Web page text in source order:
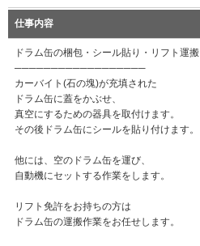
仕事内容
ドラム缶の梱包・シール貼り・リフト運搬
──────────────────
カーバイト(石の塊)が充填された
ドラム缶に蓋をかぶせ、
真空にするための器具を取付けます。
その後ドラム缶にシールを貼り付けます。
他には、空のドラム缶を運び、
自動機にセットする作業をします。
リフト免許をお持ちの方は
ドラム缶の運搬作業をお任せします。